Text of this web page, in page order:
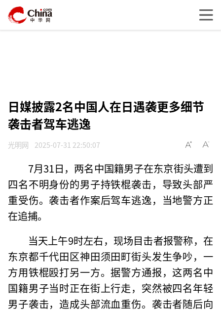
日媒披露2名中国人在日遇袭更多细节
袭击者驾车逃逸
光明网 2025-07-31 22:50:07
7月31日，两名中国籍男子在东京街头遭到
四名不明身份的男子持铁棍袭击，导致头部严
重受伤。袭击者作案后驾车逃逸，当地警方正
在追捕。
当天上午9时左右，现场目击者报警称，在
东京都千代田区神田须田町街头发生争吵，一
方用铁棍殴打另一方。据警方通报，这两名中
国籍男子当时正在街上行走，突然被四名年轻
男子袭击，造成头部流血重伤。袭击者随后向